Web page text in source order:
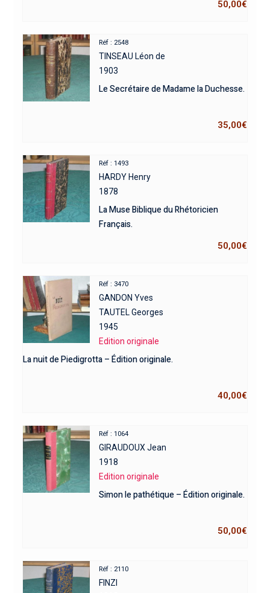
50,00€
Réf : 2548
TINSEAU Léon de
1903
Le Secrétaire de Madame la Duchesse.
35,00€
Réf : 1493
HARDY Henry
1878
La Muse Biblique du Rhétoricien
Français.
50,00€
Réf : 3470
GANDON Yves
TAUTEL Georges
1945
Edition originale
La nuit de Piedigrotta – Édition originale.
40,00€
Réf : 1064
GIRAUDOUX Jean
1918
Edition originale
Simon le pathétique – Édition originale.
50,00€
Réf : 2110
FINZI